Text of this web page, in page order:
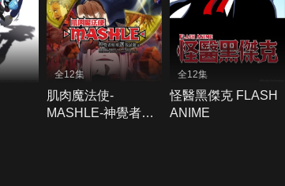
全12集
肌肉魔法使-
MASHLE-神覺者候
全12集
怪醫黑傑克 FLASH
ANIME